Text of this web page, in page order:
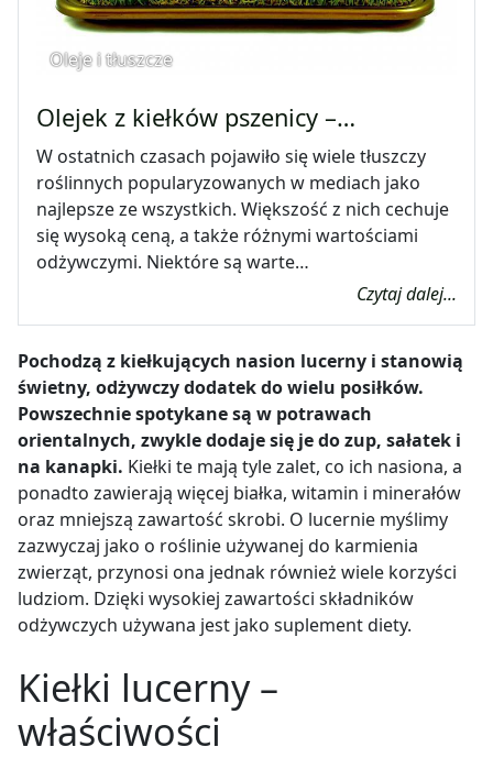
Oleje i tłuszcze
Olejek z kiełków pszenicy –…
W ostatnich czasach pojawiło się wiele tłuszczy
roślinnych popularyzowanych w mediach jako
najlepsze ze wszystkich. Większość z nich cechuje
się wysoką ceną, a także różnymi wartościami
odżywczymi. Niektóre są warte…
Czytaj dalej...
Pochodzą z kiełkujących nasion lucerny i stanowią
świetny, odżywczy dodatek do wielu posiłków.
Powszechnie spotykane są w potrawach
orientalnych, zwykle dodaje się je do zup, sałatek i
na kanapki. Kiełki te mają tyle zalet, co ich nasiona, a
ponadto zawierają więcej białka, witamin i minerałów
oraz mniejszą zawartość skrobi. O lucernie myślimy
zazwyczaj jako o roślinie używanej do karmienia
zwierząt, przynosi ona jednak również wiele korzyści
ludziom. Dzięki wysokiej zawartości składników
odżywczych używana jest jako suplement diety.
Kiełki lucerny –
właściwości